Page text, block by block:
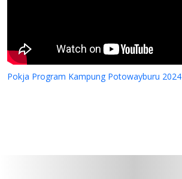
Pokja Program Kampung Potowayburu 2024